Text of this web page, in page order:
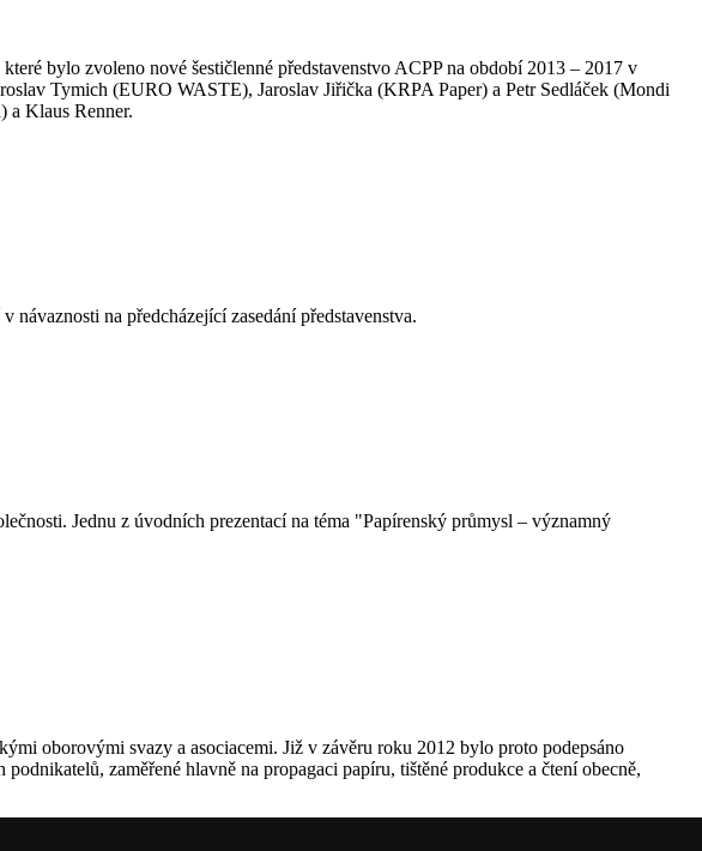
bylo zvoleno nové šestičlenné představenstvo ACPP na období 2013 – 2017 v
Tymich (EURO WASTE), Jaroslav Jiřička (KRPA Paper) a Petr Sedláček (Mondi
a Klaus Renner.
návaznosti na předcházející zasedání představenstva.
Jednu z úvodních prezentací na téma "Papírenský průmysl – významný
oborovými svazy a asociacemi. Již v závěru roku 2012 bylo proto podepsáno
zaměřené hlavně na propagaci papíru, tištěné produkce a čtení obecně,